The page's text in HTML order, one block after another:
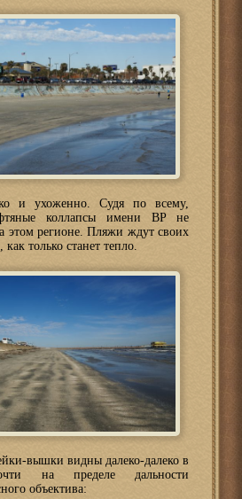
и ухоженно. Судя по всему,
коллапсы имени BP не
этом регионе. Пляжи ждут своих
только станет тепло.
вышки видны далеко-далеко в
на пределе дальности
объектива: